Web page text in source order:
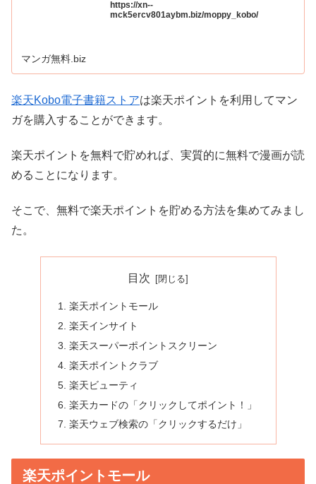
https://xn--
mck5ercv801aybm.biz/moppy_kobo/
マンガ無料.biz
楽天Kobo電子書籍ストアは楽天ポイントを利用してマン
ガを購入することができます。
楽天ポイントを無料で貯めれば、実質的に無料で漫画が読
めることになります。
そこで、無料で楽天ポイントを貯める方法を集めてみまし
た。
目次
楽天ポイントモール
楽天インサイト
楽天スーパーポイントスクリーン
楽天ポイントクラブ
楽天ビューティ
楽天カードの「クリックしてポイント！」
楽天ウェブ検索の「クリックするだけ」
楽天ポイントモール